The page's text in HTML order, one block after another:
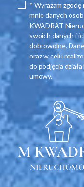
* Wyrażam
mnie danych
KWADRAT
swoich danych i
dobrowolne.
oraz w celu
do podjęcia
umowy.